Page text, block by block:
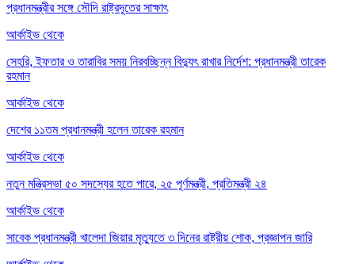
প্রধানমন্ত্রীর সঙ্গে সৌদি রাষ্ট্রদূতের সাক্ষাৎ
আর্কাইভ থেকে
সেহরি, ইফতার ও তারাবির সময় নিরবচ্ছিন্ন বিদ্যুৎ রাখার নির্দেশ: প্রধানমন্ত্রী তারেক
রহমান
আর্কাইভ থেকে
দেশের ১১তম প্রধানমন্ত্রী হলেন তারেক রহমান
আর্কাইভ থেকে
নতুন মন্ত্রিসভা ৫০ সদস্যের হতে পারে, ২৫ পূর্ণমন্ত্রী, প্রতিমন্ত্রী ২৪
আর্কাইভ থেকে
সাবেক প্রধানমন্ত্রী খালেদা জিয়ার মৃত্যুতে ৩ দিনের রাষ্ট্রীয় শোক, প্রজ্ঞাপন জারি